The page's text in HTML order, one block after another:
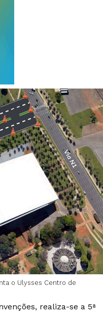
o Ulysses Centro de
realiza-se a 5ª